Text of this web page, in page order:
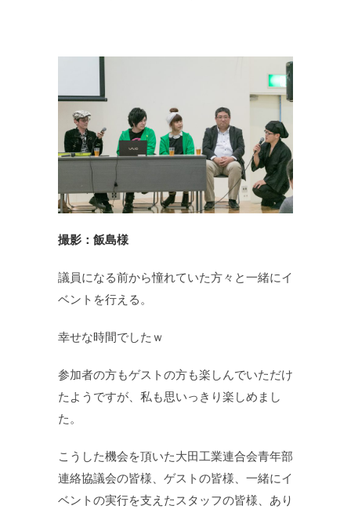
撮影：飯島様
議員になる前から憧れていた方々と一緒にイ
ベントを行える。
幸せな時間でしたｗ
参加者の方もゲストの方も楽しんでいただけ
たようですが、私も思いっきり楽しめまし
た。
こうした機会を頂いた大田工業連合会青年部
連絡協議会の皆様、ゲストの皆様、一緒にイ
ベントの実行を支えたスタッフの皆様、あり